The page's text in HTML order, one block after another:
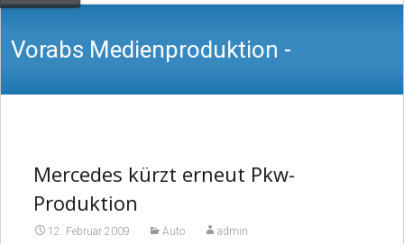
Vorabs Medienproduktion -
Video
Mercedes kürzt erneut Pkw-
Produktion
12. Februar 2009 Auto admin